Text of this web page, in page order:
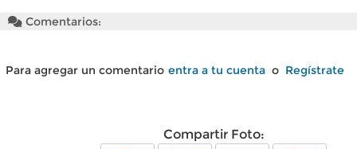
Comentarios:
Para agregar un comentario entra a tu cuenta o Regístrate
Compartir Foto: